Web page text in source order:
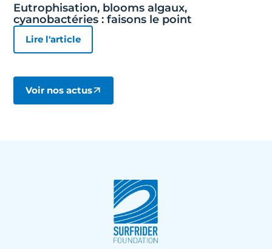
Eutrophisation, blooms algaux,
cyanobactéries : faisons le point
Lire l'article
Voir nos actus